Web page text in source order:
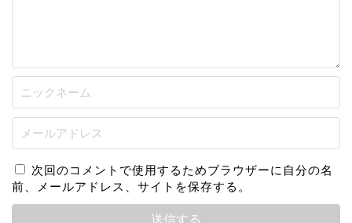
次回のコメントで使用するためブラウザーに自分の名
前、メールアドレス、サイトを保存する。